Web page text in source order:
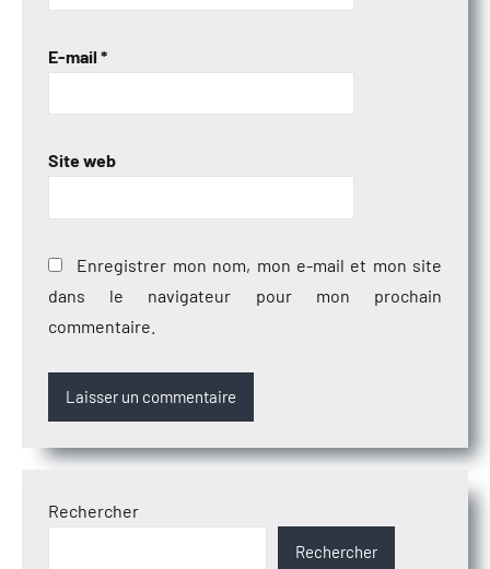
E-mail *
Site web
Enregistrer mon nom, mon e-mail et mon site
dans le navigateur pour mon prochain
commentaire.
Rechercher
Rechercher